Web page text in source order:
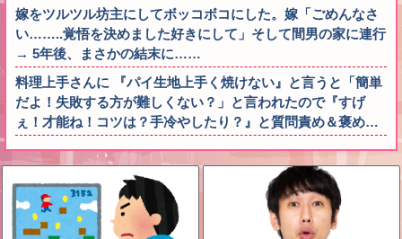
嫁をツルツル坊主にしてボッコボコにした。嫁「ごめんなさ
い……..覚悟を決めました好きにして」そして間男の家に連行
→ 5年後、まさかの結末に……
料理上手さんに 『パイ生地上手く焼けない』と言うと「簡単
だよ！失敗する方が難しくない？」と言われたので『すげ
ぇ！才能ね！コツは？手冷やしたり？』と質問責め＆褒め…